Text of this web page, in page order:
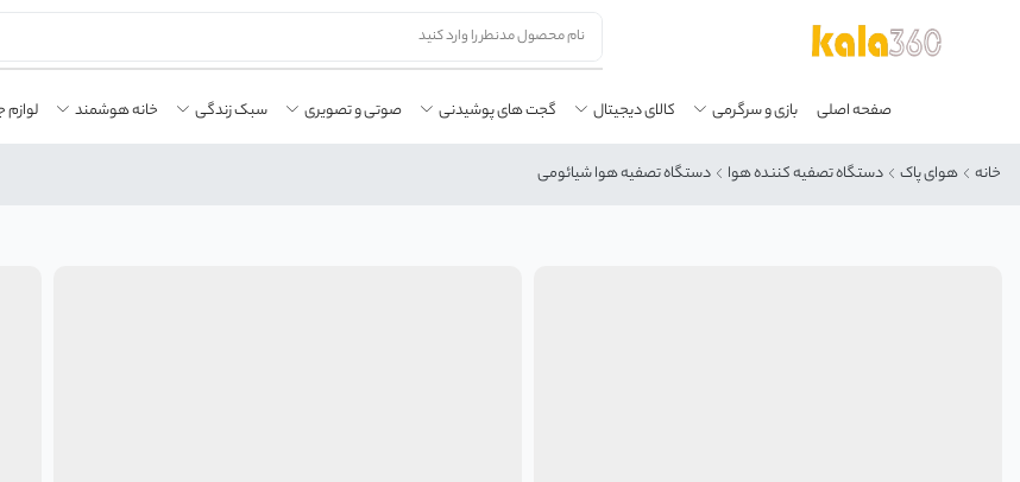
صفحه اصلی بازی و سرگرمی کالای دیجیتال گجت های پوشیدنی صوتی و تصویری سبک زندگی خانه هوشمند
خانه هوای پاک دستگاه تصفیه کننده هوا دستگاه تصفیه هوا شیائومی